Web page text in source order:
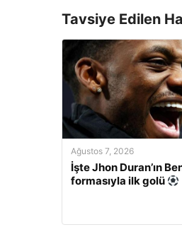
Tavsiye Edilen
Ağustos 7, 2026
İşte Jhon Duran’ın
formasıyla ilk golü